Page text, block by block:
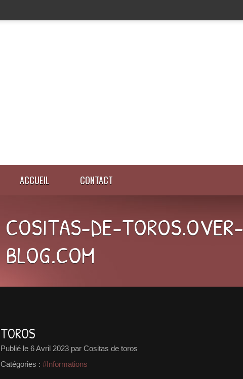
ACCUEIL CONTACT
COSITAS-DE-TOROS.OVER-
BLOG.COM
TOROS
Publié le 6 Avril 2023 par Cositas de toros
Catégories : #Informations